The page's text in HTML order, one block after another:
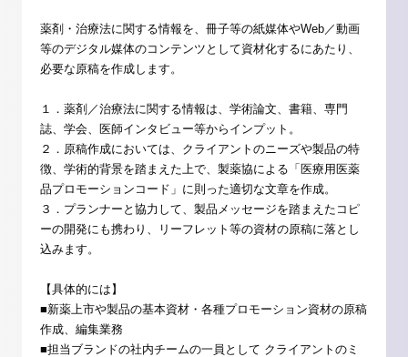
薬剤・治療法に関する情報を、冊子等の紙媒体やWeb／動画
等のデジタル媒体のコンテンツとして資材化するにあたり、
必要な原稿を作成します。
１．薬剤／治療法に関する情報は、学術論文、書籍、専門
誌、学会、医師インタビュー等からインプット。
２．原稿作成においては、クライアントのニーズや製品の特
徴、学術的背景を踏まえた上で、製薬協による「医療用医薬
品プロモーションコード」に則った適切な文章を作成。
３．プランナーと協力して、製品メッセージを踏まえたコピ
ーの開発にも携わり、リーフレット等の資材の原稿に落とし
込みます。
【具体的には】
■新薬上市や製品の基本資材・各種プロモーション資材の原稿
作成、編集業務
■担当ブランドの社内チームの一員として クライアントのミ